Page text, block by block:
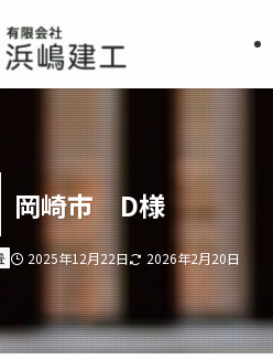
岡崎市 D様
2025年12月22日 2026年2月20日